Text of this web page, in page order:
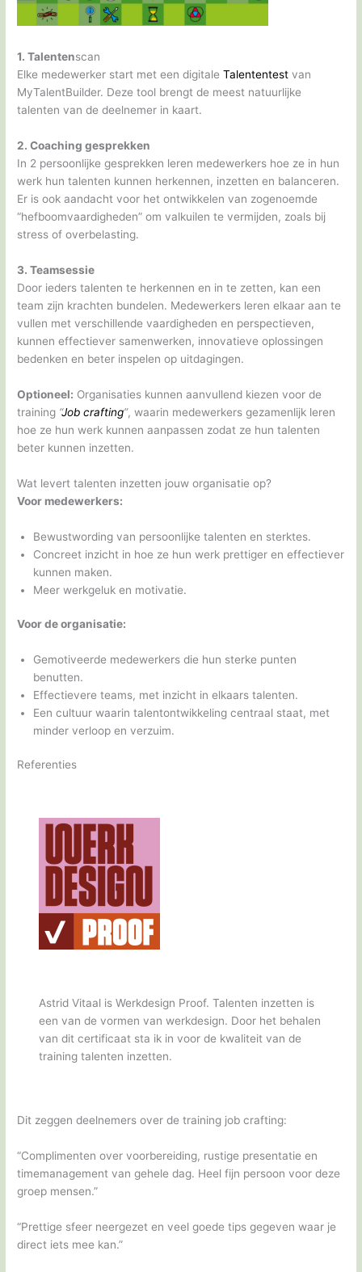
1. Talentenscan
Elke medewerker start met een digitaleTalententestvan
MyTalentBuilder. Deze tool brengt de meest natuurlijke
talenten van de deelnemer in kaart.
2. Coaching gesprekken
In 2 persoonlijke gesprekken leren medewerkers hoe ze in hun
werk hun talenten kunnen herkennen, inzetten en balanceren.
Er is ook aandacht voor het ontwikkelen van zogenoemde
“hefboomvaardigheden” om valkuilen te vermijden, zoals bij
stress of overbelasting.
3. Teamsessie
Door ieders talenten te herkennen en in te zetten, kan een
team zijn krachten bundelen. Medewerkers leren elkaar aan te
vullen met verschillende vaardigheden en perspectieven,
kunnen effectiever samenwerken, innovatieve oplossingen
bedenken en beter inspelen op uitdagingen.
Optioneel: Organisaties kunnen aanvullend kiezen voor de
training “Job crafting”, waarin medewerkers gezamenlijk leren
hoe ze hun werk kunnen aanpassen zodat ze hun talenten
beter kunnen inzetten.
Wat levert talenten inzetten jouw organisatie op?
Voor medewerkers:
Bewustwording van persoonlijke talenten en sterktes.
Concreet inzicht in hoe ze hun werk prettiger en effectiever
kunnen maken.
Meer werkgeluk en motivatie.
Voor de organisatie:
Gemotiveerde medewerkers die hun sterke punten
benutten.
Effectievere teams, met inzicht in elkaars talenten.
Een cultuur waarin talentontwikkeling centraal staat, met
minder verloop en verzuim.
Referenties
Astrid Vitaal is Werkdesign Proof. Talenten inzetten is
een van de vormen van werkdesign. Door het behalen
van dit certificaat sta ik in voor de kwaliteit van de
training talenten inzetten.
Dit zeggen deelnemers over de training job crafting:
“Complimenten over voorbereiding, rustige presentatie en
timemanagement van gehele dag. Heel fijn persoon voor deze
groep mensen.”
“Prettige sfeer neergezet en veel goede tips gegeven waar je
direct iets mee kan.”